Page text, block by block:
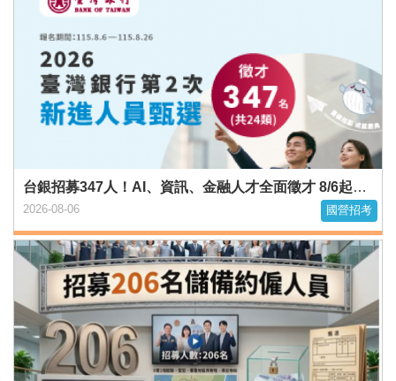
台銀招募347人！AI、資訊、金融人才全面徵才 8/6起報名
2026-08-06 國營招考